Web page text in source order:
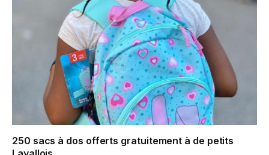
250 sacs à dos offerts gratuitement à de petits